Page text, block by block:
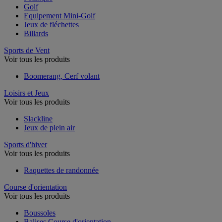
Golf
Equipement Mini-Golf
Jeux de fléchettes
Billards
Sports de Vent
Voir tous les produits
Boomerang, Cerf volant
Loisirs et Jeux
Voir tous les produits
Slackline
Jeux de plein air
Sports d'hiver
Voir tous les produits
Raquettes de randonnée
Course d'orientation
Voir tous les produits
Boussoles